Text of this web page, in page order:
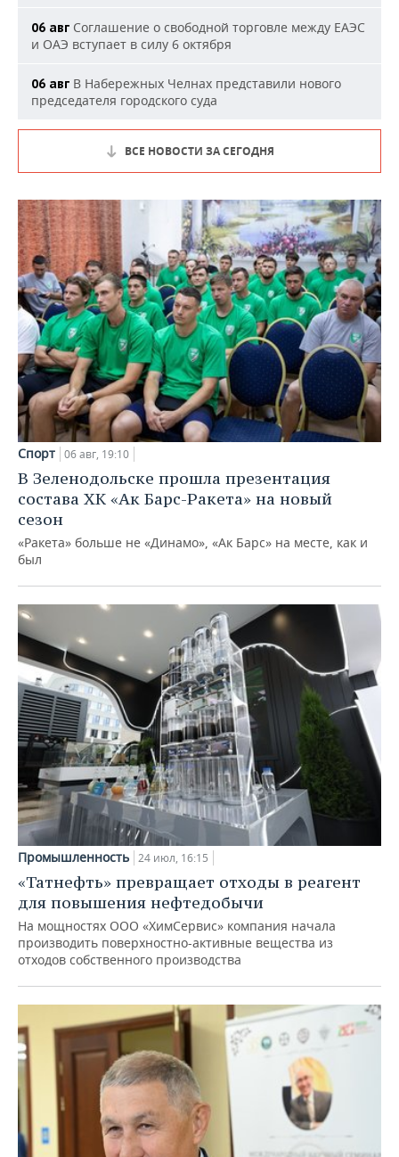
06 авг Соглашение о свободной торговле между ЕАЭС
и ОАЭ вступает в силу 6 октября
06 авг В Набережных Челнах представили нового
председателя городского суда
ВСЕ НОВОСТИ ЗА СЕГОДНЯ
Спорт 06 авг, 19:10
В Зеленодольске прошла презентация
состава ХК «Ак Барс-Ракета» на новый
сезон
«Ракета» больше не «Динамо», «Ак Барс» на месте, как и
был
Промышленность 24 июл, 16:15
«Татнефть» превращает отходы в реагент
для повышения нефтедобычи
На мощностях ООО «ХимСервис» компания начала
производить поверхностно-активные вещества из
отходов собственного производства